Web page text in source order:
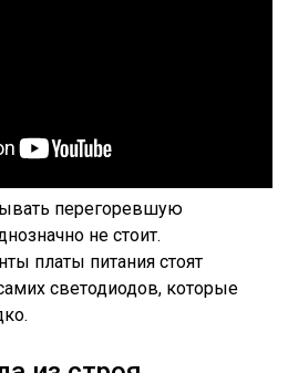
перегоревшую
не стоит.
платы питания стоят
светодиодов, которые